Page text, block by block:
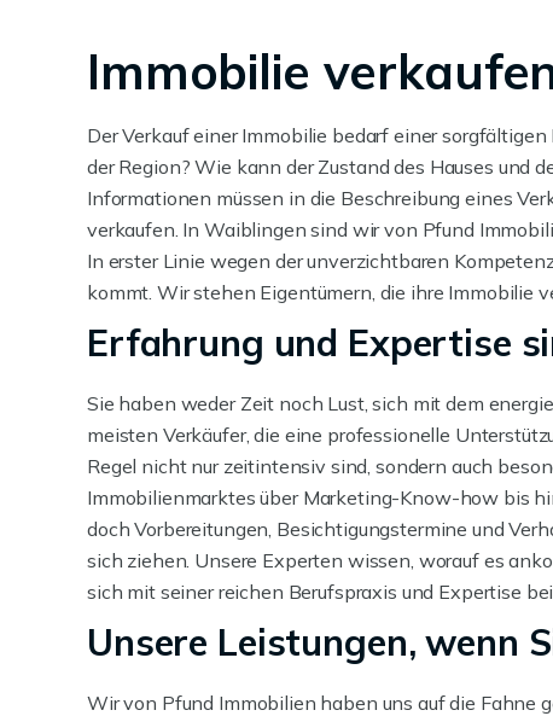
Immobilie
Der Verkauf einer Immobilie bedarf einer
der Region? Wie kann der Zustand des Hauses und
Informationen müssen in die Beschreibung eines
verkaufen. In Waiblingen sind wir von Pfund
In erster Linie wegen der unverzichtbaren
kommt. Wir stehen Eigentümern, die ihre Immobilie
Erfahrung und Expertise
Sie haben weder Zeit noch Lust, sich mit dem
meisten Verkäufer, die eine professionelle
Regel nicht nur zeitintensiv sind, sondern auch
Immobilienmarktes über Marketing-Know-how bis
doch Vorbereitungen, Besichtigungstermine und
sich ziehen. Unsere Experten wissen, worauf es
sich mit seiner reichen Berufspraxis und Expertise
Unsere Leistungen, wenn
Wir von Pfund Immobilien haben uns auf die Fahne